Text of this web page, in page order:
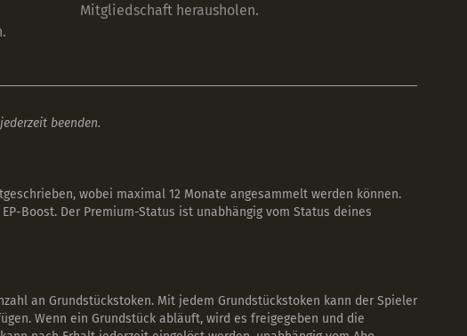
Mitgliedschaft herausholen.
beenden.
wobei maximal 12 Monate angesammelt werden können.
Boost. Der Premium-Status ist unabhängig vom Status deines
an Grundstückstoken. Mit jedem Grundstückstoken kann der Spieler
Wenn ein Grundstück abläuft, wird es freigegeben und die